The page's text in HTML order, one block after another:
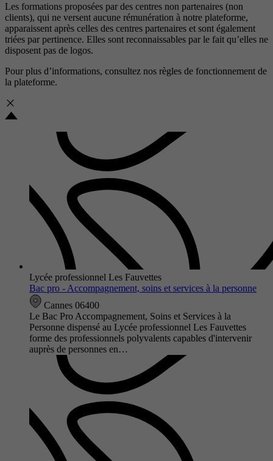
Les formations proposées par des centres non partenaires (non
clients), qui ne versent aucune rémunération à notre plateforme,
apparaissent après celles des centres partenaires et sont également
triées par pertinence. Elles sont reconnaissables par le fait qu’elles ne
disposent pas de logos.
Pour plus d’informations, consultez nos règles de fonctionnement de
la plateforme.
Lycée professionnel Les Fauvettes
Bac pro - Accompagnement, soins et services à la personne
Cannes 06400
Le Bac Pro Accompagnement, Soins et Services à la
Personne dispensé au Lycée professionnel Les Fauvettes
forme des professionnels polyvalents capables d'intervenir
auprès de personnes en…